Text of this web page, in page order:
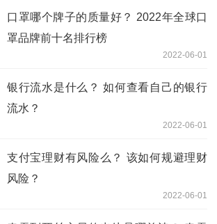
口罩哪个牌子的质量好？ 2022年全球口
罩品牌前十名排行榜
2022-06-01
银行流水是什么？ 如何查看自己的银行
流水？
2022-06-01
支付宝理财有风险么？ 该如何规避理财
风险？
2022-06-01